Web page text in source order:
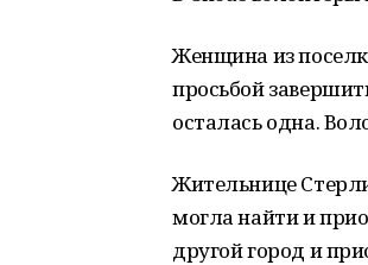
Женщина из
просьбой
осталась одна.
Жительнице
могла найти и
другой город и